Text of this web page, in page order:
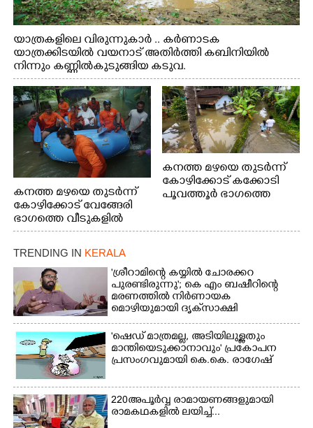
യാത്രകളിലെ വിരുന്നുകാർ .. കർണാടക
യാത്രക്കിടയിൽ വയനാട് അതിർത്തി കബിനിയിൽ
നിന്നും കണ്ണിൽകുടുങ്ങിയ കടുവ.
കനത്ത മഴയെ തുടർന്ന്
കോഴിക്കോട് വേങ്ങേരി
ഭാഗത്തെ വീടുകളിൽ
വെള്ളം
കയറിയപ്പോൾ ആളുകളെ
സുരക്ഷിത സ്ഥാനത്തേക്ക്
മാറ്റുന്ന സുരക്ഷാസേനാം
ഗങ്ങൾ
കനത്ത മഴയെ തുടർന്ന്
കോഴിക്കോട് കക്കോടി
പൂവത്തൂർ ഭാഗത്തെ
TRENDING IN KERALA
'ശ്രീറാമിന്റെ കയ്യിൽ ചോരക്കറ
പുരണ്ടിരുന്നു'; കെ എം ബഷീറിന്റെ
മരണത്തിൽ നിർണായക
മൊഴിയുമായി ദൃക്‌സാക്ഷി
'ഷെഡ് മാത്രമല്ല, അടിയിലുള്ളതും
മാന്തിയെടുക്കാനാവും' പ്രകോപന
പ്രസംഗവുമായി കെ.കെ. രാഗേഷ്
220 അപൂർവ്വ രാമായണങ്ങളുമായി
രാമകഥകളിൽ ലയിച്ച്...